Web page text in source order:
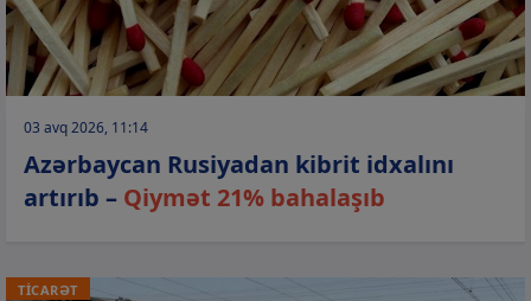
03 avq 2026, 11:14
Azərbaycan Rusiyadan kibrit idxalını
artırıb – Qiymət 21% bahalaşıb
TİCARƏT